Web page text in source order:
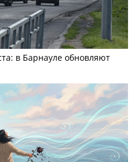
в Барнауле обновляют